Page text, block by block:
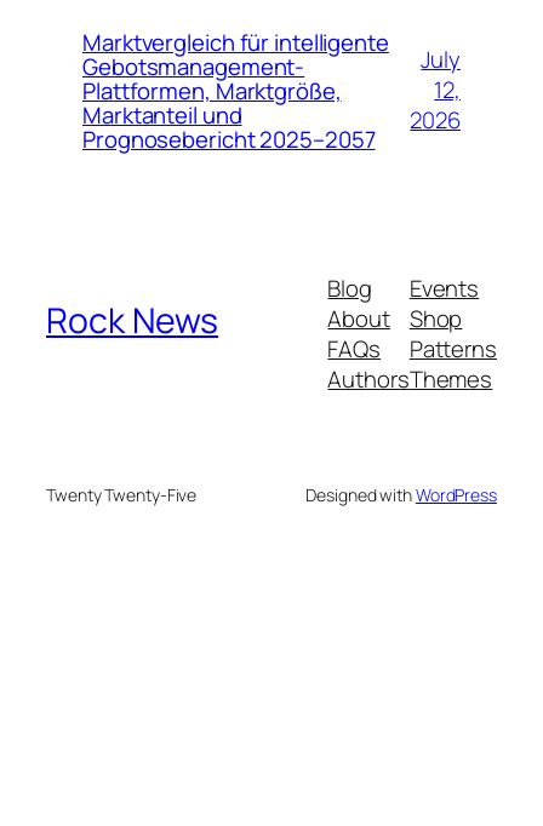
Marktvergleich für intelligente
Gebotsmanagement-
Plattformen, Marktgröße,
Marktanteil und
Prognosebericht 2025–2057
July
12,
2026
Rock News
Blog
About
FAQs
Authors
Events
Shop
Patterns
Themes
Twenty Twenty-Five Designed withWordPress